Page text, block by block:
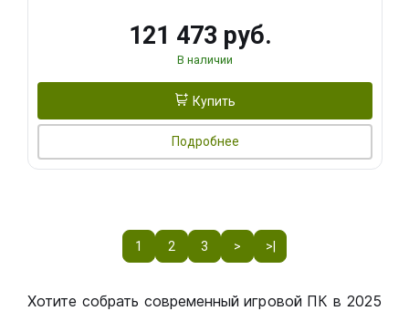
121 473 руб.
В наличии
Купить
Подробнее
1 2 3 > >|
Хотите собрать современный игровой ПК в 2025